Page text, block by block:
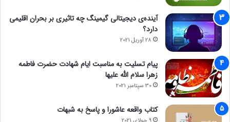
آینده‌ی دیجیتالی گیمینگ چه تاثیری بر بحران اقلیمی
دارد؟
28 آوریل 2021
پیام تسلیت به مناسبت ایام شهادت حضرت فاطمه
زهرا سلام الله علیها
30 سپتامبر 2021
کتاب واقعه عاشورا و پاسخ به شبهات